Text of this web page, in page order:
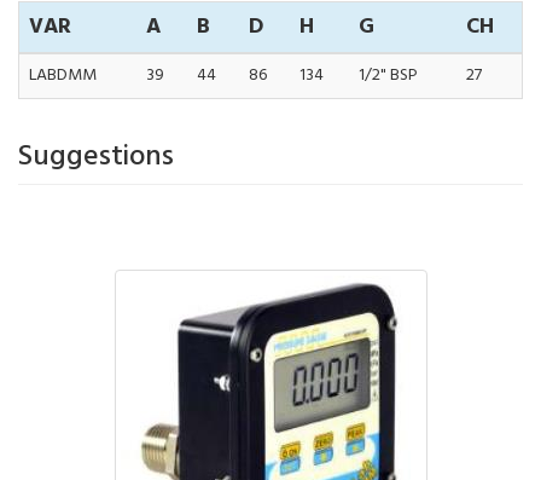
VAR A B D H G CH
LABDMM 39 44 86 134 1/2" BSP 27
Suggestions